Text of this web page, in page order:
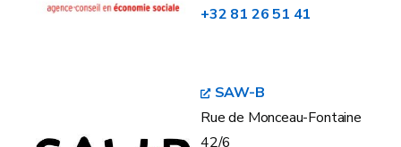
+32 81 26 51 41
SAW-B
Rue de Monceau-Fontaine
42/6